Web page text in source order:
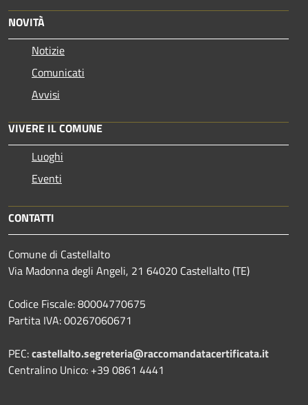
NOVITÀ
Notizie
Comunicati
Avvisi
VIVERE IL COMUNE
Luoghi
Eventi
CONTATTI
Comune di Castellalto
Via Madonna degli Angeli, 21 64020 Castellalto (TE)
Codice Fiscale: 80004770675
Partita IVA: 00267060671
PEC:castellalto.segreteria@raccomandatacertificata.it
Centralino Unico: +39 0861 4441